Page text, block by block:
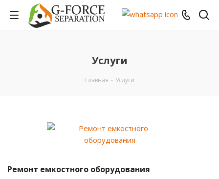
Услуги
Главная - Услуги
Ремонт емкостного оборудования